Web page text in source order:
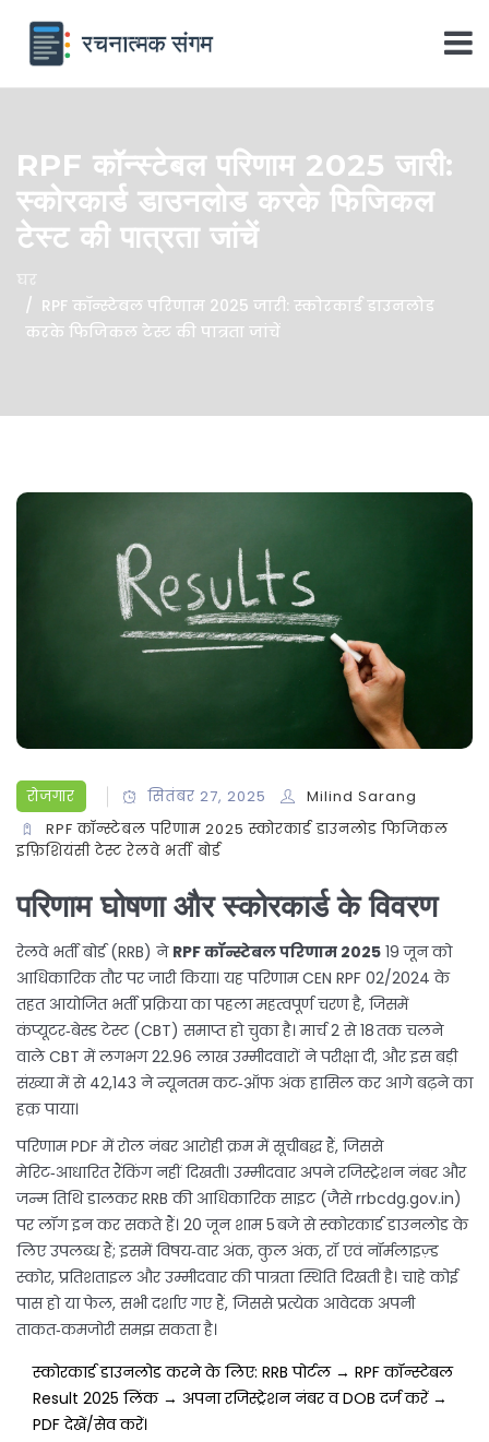
RPF कॉन्स्टेबल परिणाम 2025 जारी:
स्कोरकार्ड डाउनलोड करके फिजिकल
टेस्ट की पात्रता जांचें
घर
RPF कॉन्स्टेबल परिणाम 2025 जारी: स्कोरकार्ड डाउनलोड
करके फिजिकल टेस्ट की पात्रता जांचें
रोजगार सितंबर 27, 2025
Milind Sarang
RPF कॉन्स्टेबल परिणाम 2025 स्कोरकार्ड डाउनलोड फिजिकल
इफ़िशियंसी टेस्ट रेलवे भर्ती बोर्ड
परिणाम घोषणा और स्कोरकार्ड के विवरण
रेलवे भर्ती बोर्ड (RRB) ने RPF कॉन्स्टेबल परिणाम 2025 19 जून को
आधिकारिक तौर पर जारी किया। यह परिणाम CEN RPF 02/2024 के
तहत आयोजित भर्ती प्रक्रिया का पहला महत्वपूर्ण चरण है, जिसमें
कंप्यूटर‑बेस्ड टेस्ट (CBT) समाप्त हो चुका है। मार्च 2 से 18 तक चलने
वाले CBT में लगभग 22.96 लाख उम्मीदवारों ने परीक्षा दी, और इस बड़ी
संख्या में से 42,143 ने न्यूनतम कट‑ऑफ अंक हासिल कर आगे बढ़ने का
हक़ पाया।
परिणाम PDF में रोल नंबर आरोही क्रम में सूचीबद्ध हैं, जिससे
मेरिट‑आधारित रैंकिंग नहीं दिखती। उम्मीदवार अपने रजिस्ट्रेशन नंबर और
जन्म तिथि डालकर RRB की आधिकारिक साइट (जैसे rrbcdg.gov.in)
पर लॉग इन कर सकते हैं। 20 जून शाम 5 बजे से स्कोरकार्ड डाउनलोड के
लिए उपलब्ध हैं; इसमें विषय‑वार अंक, कुल अंक, रॉ एवं नॉर्मलाइज़्ड
स्कोर, प्रतिशताइल और उम्मीदवार की पात्रता स्थिति दिखती है। चाहे कोई
पास हो या फेल, सभी दर्शाए गए हैं, जिससे प्रत्येक आवेदक अपनी
ताकत‑कमजोरी समझ सकता है।
स्कोरकार्ड डाउनलोड करने के लिए: RRB पोर्टल → RPF कॉन्स्टेबल
Result 2025 लिंक → अपना रजिस्ट्रेशन नंबर व DOB दर्ज करें →
PDF देखें/सेव करें।